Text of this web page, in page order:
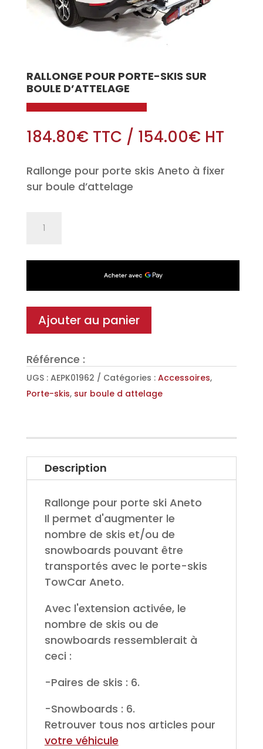
RALLONGE POUR PORTE-SKIS SUR
BOULE D’ATTELAGE
184.80€TTC / 154.00€HT
Rallonge pour porte skis Aneto à fixer
sur boule d’attelage
sur
boule
Ajouter au panier
Référence :
UGS : AEPK01962 Catégories : Accessoires,
Porte-skis, sur boule d attelage
Description
Rallonge pour porte ski Aneto
Il permet d'augmenter le
nombre de skis et/ou de
snowboards pouvant être
transportés avec le porte-skis
TowCar Aneto.
Avec l'extension activée, le
nombre de skis ou de
snowboards ressemblerait à
ceci :
-Paires de skis : 6.
-Snowboards : 6.
Retrouver tous nos articles pour
votre véhicule